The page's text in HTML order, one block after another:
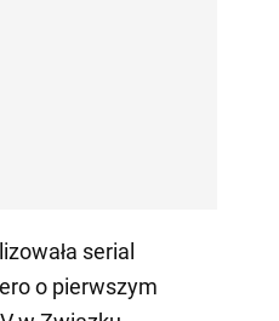
serial
o pierwszym